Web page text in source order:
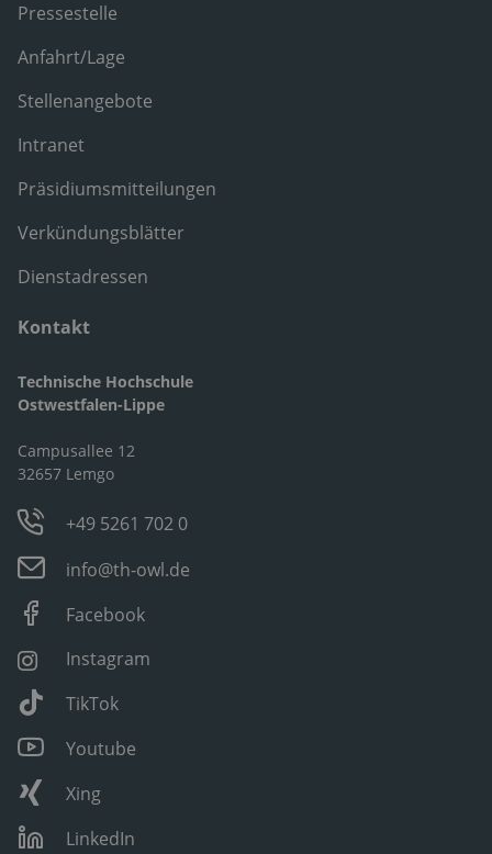
Pressestelle
Anfahrt/Lage
Stellenangebote
Intranet
Präsidiumsmitteilungen
Verkündungsblätter
Dienstadressen
Kontakt
Technische Hochschule
Ostwestfalen-Lippe
Campusallee 12
32657 Lemgo
+49 5261 702 0
info@th-owl.de
Facebook
Instagram
TikTok
Youtube
Xing
LinkedIn